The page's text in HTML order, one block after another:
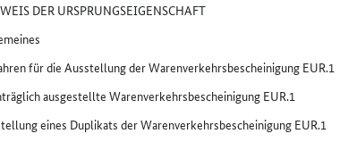
DER URSPRUNGSEIGENSCHAFT
für die Ausstellung der Warenverkehrsbescheinigung EUR.1
ausgestellte Warenverkehrsbescheinigung EUR.1
eines Duplikats der Warenverkehrsbescheinigung EUR.1